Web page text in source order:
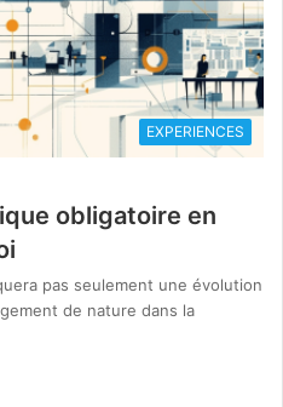
EXPERIENCES
obligatoire en
pas seulement une évolution
de nature dans la